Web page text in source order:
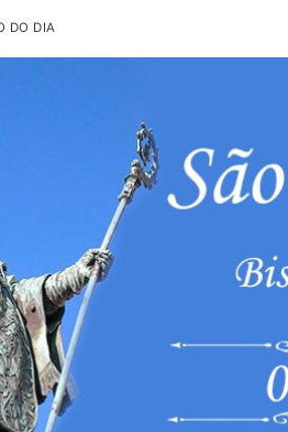
somos nós
CARRINHO
DO DIA